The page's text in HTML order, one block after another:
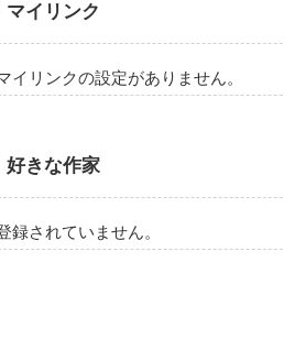
なら、「金の海中時計」は？
それは、「両想いの証」
それは、「悲劇の証」
「愛してる」って、
重たい言葉だったかな・・・・」
じている女子高生。
ずめの妖精を売り歩いている。
「....貴方にずっと会いたかった気がする」
マイリンク
イリンクの設定がありません。
好きな作家
録されていません。